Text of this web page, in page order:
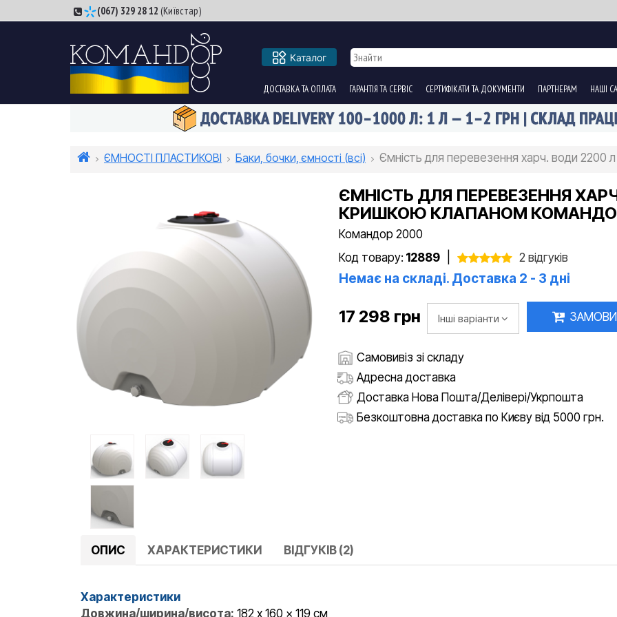
(067) 329 28 12 (Київстар)
Каталог
ДОСТАВКА ТА ОПЛАТА ГАРАНТІЯ ТА СЕРВІС СЕРТИФІКАТИ ТА ДОКУМЕНТИ ПАРТНЕРАМ НАШІ
ЄМНОСТІ ПЛАСТИКОВІ Баки, бочки, ємності (всі) Ємність для перевезення харч. води 2200
ЄМНІСТЬ ДЛЯ ПЕРЕВЕЗЕННЯ
КРИШКОЮ КЛАПАНОМ
Командор 2000
Код товару: 12889 2 відгуків
Немає на складі. Доставка 2 - 3 дні
17 298 грн Інші варіанти
Самовивіз зі складу
Адресна доставка
Доставка Нова Пошта/Делівері/Укрпошта
Безкоштовна доставка по Києву від 5000 грн.
ОПИС ХАРАКТЕРИСТИКИ ВІДГУКІВ (2)
Характеристики
Довжина/ширина/висота: 182 x 160 x 119 см